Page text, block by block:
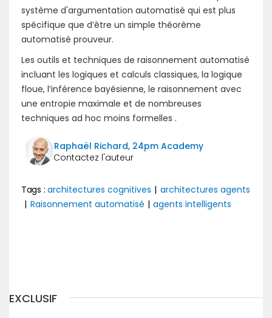
système d'argumentation automatisé qui est plus
spécifique que d’être un simple théorème
automatisé prouveur.
Les outils et techniques de raisonnement automatisé
incluant les logiques et calculs classiques, la logique
floue, l’inférence bayésienne, le raisonnement avec
une entropie maximale et de nombreuses
techniques ad hoc moins formelles .
Raphaël Richard, 24pm Academy
Tags : architectures cognitives | architectures agents
| Raisonnement automatisé | agents intelligents
EXCLUSIF